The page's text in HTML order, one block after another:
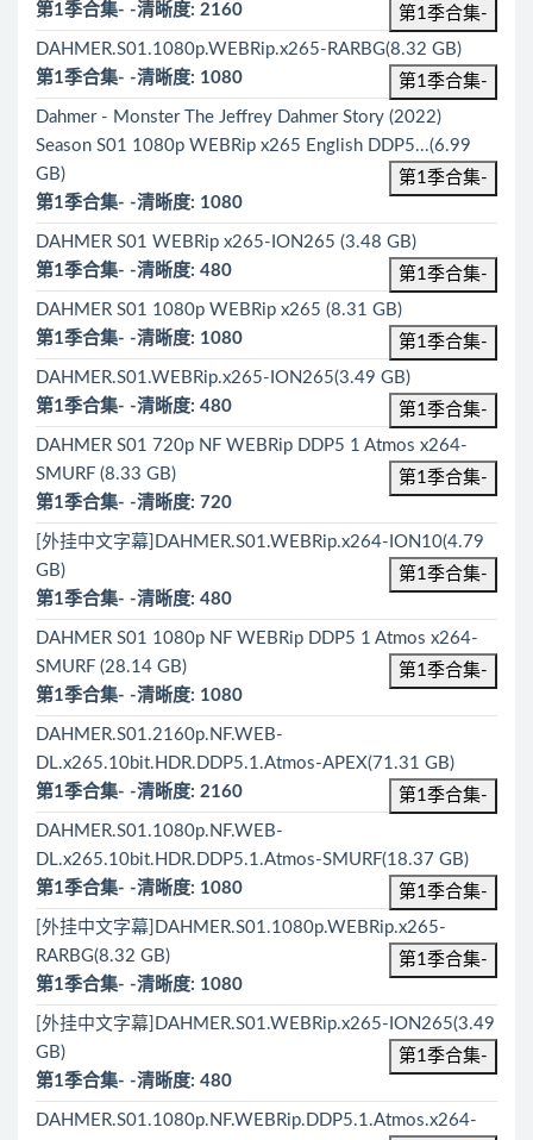
第1季合集-
第1季合集- -清晰度: 2160
DAHMER.S01.1080p.WEBRip.x265-RARBG(8.32 GB)
第1季合集-
第1季合集- -清晰度: 1080
Dahmer - Monster The Jeffrey Dahmer Story (2022)
Season S01 1080p WEBRip x265 English DDP5...(6.99
GB)
第1季合集-
第1季合集- -清晰度: 1080
DAHMER S01 WEBRip x265-ION265 (3.48 GB)
第1季合集-
第1季合集- -清晰度: 480
DAHMER S01 1080p WEBRip x265 (8.31 GB)
第1季合集-
第1季合集- -清晰度: 1080
DAHMER.S01.WEBRip.x265-ION265(3.49 GB)
第1季合集-
第1季合集- -清晰度: 480
DAHMER S01 720p NF WEBRip DDP5 1 Atmos x264-
SMURF (8.33 GB)
第1季合集-
第1季合集- -清晰度: 720
[外挂中文字幕]DAHMER.S01.WEBRip.x264-ION10(4.79
GB)
第1季合集-
第1季合集- -清晰度: 480
DAHMER S01 1080p NF WEBRip DDP5 1 Atmos x264-
SMURF (28.14 GB)
第1季合集-
第1季合集- -清晰度: 1080
DAHMER.S01.2160p.NF.WEB-
DL.x265.10bit.HDR.DDP5.1.Atmos-APEX(71.31 GB)
第1季合集-
第1季合集- -清晰度: 2160
DAHMER.S01.1080p.NF.WEB-
DL.x265.10bit.HDR.DDP5.1.Atmos-SMURF(18.37 GB)
第1季合集-
第1季合集- -清晰度: 1080
[外挂中文字幕]DAHMER.S01.1080p.WEBRip.x265-
RARBG(8.32 GB)
第1季合集-
第1季合集- -清晰度: 1080
[外挂中文字幕]DAHMER.S01.WEBRip.x265-ION265(3.49
GB)
第1季合集-
第1季合集- -清晰度: 480
DAHMER.S01.1080p.NF.WEBRip.DDP5.1.Atmos.x264-